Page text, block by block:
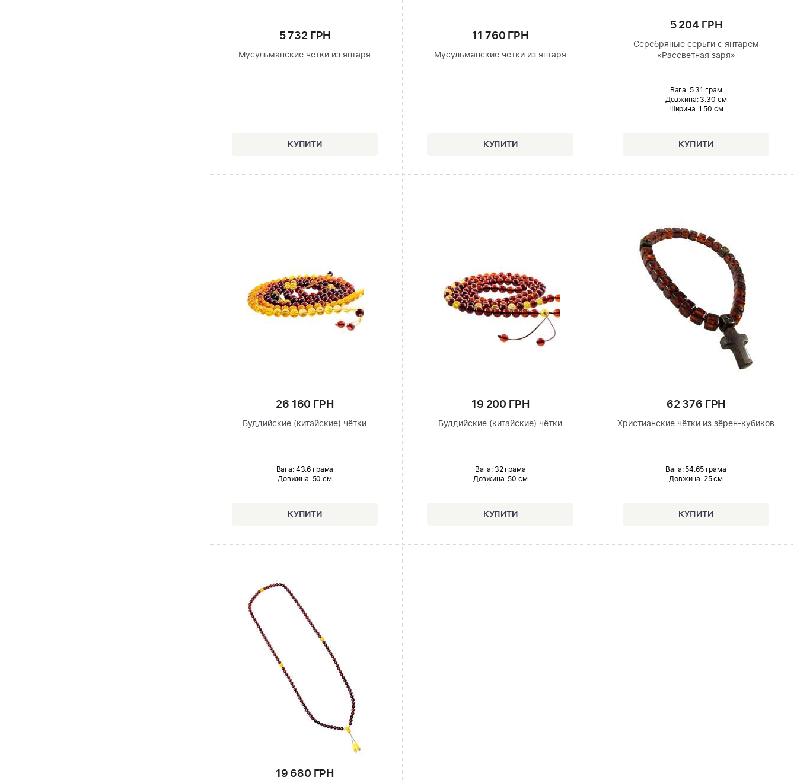
5 732 ГРН
Мусульманские чётки из янтаря
11 760 ГРН
Мусульманские чётки из янтаря
5 204 ГРН
Серебряные серьги с янтарем
«Рассветная заря»
Вага: 5.31 грам
Довжина:3.30 см
Ширина: 1.50 см
26 160 ГРН
Буддийские (китайские) чётки
Вага: 43.6 грама
Довжина:50 см
19 200 ГРН
Буддийские (китайские) чётки
Вага: 32 грама
Довжина:50 см
62 376 ГРН
Христианские чётки из зёрен-кубиков
Вага: 54.65 грама
Довжина:25 см
19 680 ГРН